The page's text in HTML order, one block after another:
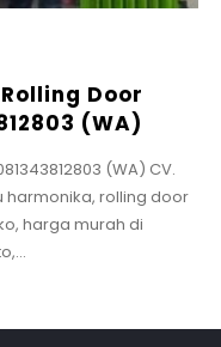
Door
(WA)
(WA) CV.
harmonika, rolling door
harga murah di